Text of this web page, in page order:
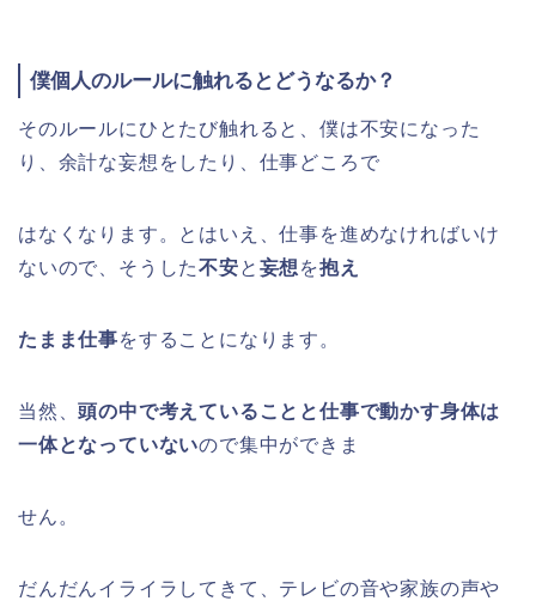
僕個人のルールに触れるとどうなるか？
そのルールにひとたび触れると、僕は不安になった
り、余計な妄想をしたり、仕事どころで
はなくなります。とはいえ、仕事を進めなければいけ
ないので、そうした不安と 妄想 を抱え
たまま仕事をすることになります。
当然、頭の中で考えていることと仕事で動かす身体は
一体となっていないので集中ができま
せん。
だんだんイライラしてきて、テレビの音や家族の声や